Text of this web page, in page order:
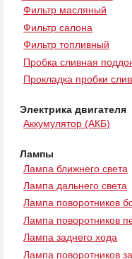
Фильтр масляный
Фильтр салона
Фильтр топливный
Пробка сливная
Прокладка пробки
Электрика двигателя
Аккумулятор (АКБ)
Лампы
Лампа ближнего света
Лампа дальнего света
Лампа поворотников
Лампа поворотников
Лампа заднего хода
Лампа поворотников